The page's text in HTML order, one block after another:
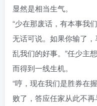
显然是相当生气。
“少在那废话，有本事我
无话可说。如果你输了
乱我们的好事。”任少主
而得到一线生机。
“哼，现在我们是胜券在
败了，答应任家从此不